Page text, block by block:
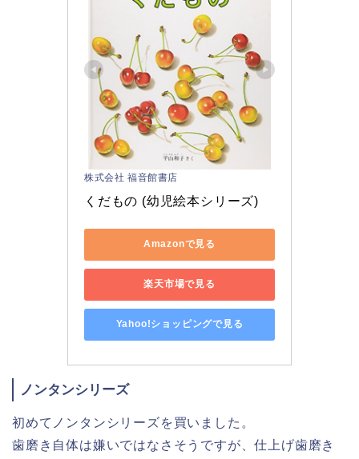
株式会社 福音館書店
くだもの (幼児絵本シリーズ)
Amazonで見る
楽天市場で見る
Yahoo!ショッピングで見る
ノンタンシリーズ
初めてノンタンシリーズを買いました。
歯磨き自体は嫌いではなさそうですが、仕上げ歯磨き